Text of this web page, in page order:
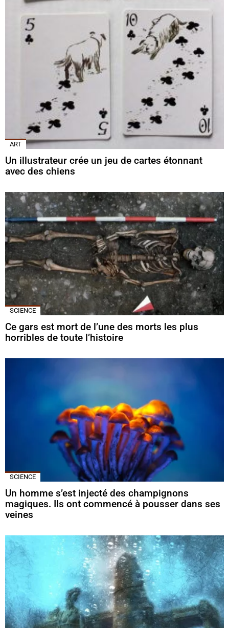
ART
Un illustrateur crée un jeu de cartes étonnant
avec des chiens
SCIENCE
Ce gars est mort de l’une des morts les plus
horribles de toute l’histoire
SCIENCE
Un homme s’est injecté des champignons
magiques. Ils ont commencé à pousser dans ses
veines